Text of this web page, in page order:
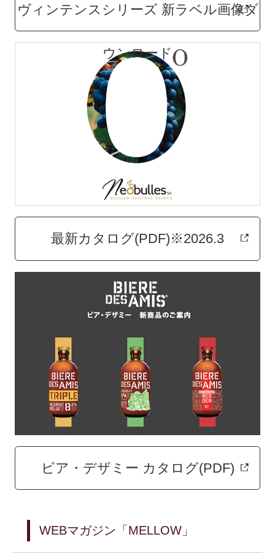
ヴィンテンスシリーズ 新ラベル画像ダ
ウンロード
最新カタログ(PDF)※2026.3
ビア・デザミー カタログ(PDF)
WEBマガジン「MELLOW」